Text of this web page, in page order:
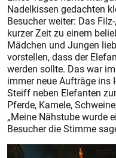
Nadelkissen gedachten
Besucher weiter: Das
kurzer Zeit zu einem
Mädchen und Jungen
vorstellen, dass der
werden sollte. Das war
immer neue Aufträge ins
Steiff neben Elefanten
Pferde, Kamele,
„Meine Nähstube wurde
Besucher die Stimme